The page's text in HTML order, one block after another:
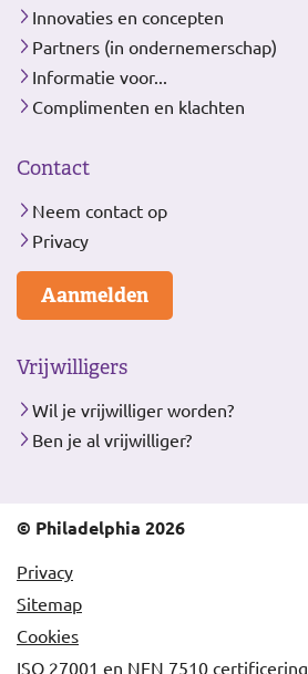
Innovaties en concepten
Partners (in ondernemerschap)
Informatie voor...
Complimenten en klachten
Contact
Neem contact op
Privacy
Aanmelden
Vrijwilligers
Wil je vrijwilliger worden?
Ben je al vrijwilliger?
© Philadelphia 2026
Privacy
Sitemap
Cookies
ISO 27001 en NEN 7510 certificering